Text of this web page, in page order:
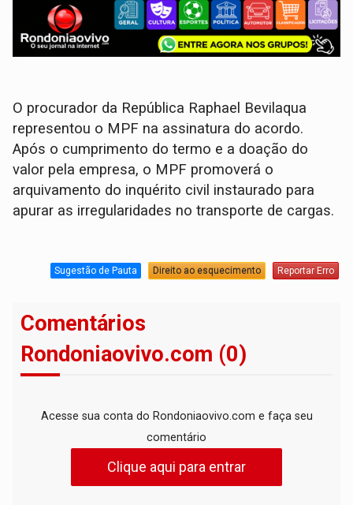
O procurador da República Raphael Bevilaqua
representou o MPF na assinatura do acordo.
Após o cumprimento do termo e a doação do
valor pela empresa, o MPF promoverá o
arquivamento do inquérito civil instaurado para
apurar as irregularidades no transporte de cargas.
Sugestão de Pauta Direito ao esquecimento Reportar Erro
Comentários
Rondoniaovivo.com (0)
Acesse sua conta do Rondoniaovivo.com e faça seu
comentário
Clique aqui para entrar